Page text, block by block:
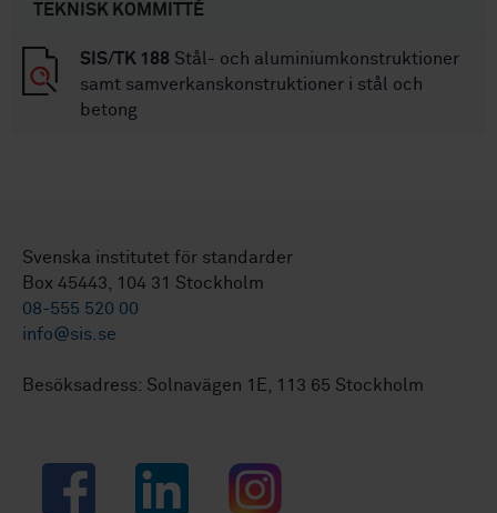
TEKNISK KOMMITTÉ
SIS/TK 188 Stål- och aluminiumkonstruktioner
samt samverkanskonstruktioner i stål och
betong
Svenska institutet för standarder
Box 45443, 104 31 Stockholm
08-555 520 00
info@sis.se
Besöksadress: Solnavägen 1E, 113 65 Stockholm
Facebook LinkedIn Instagram